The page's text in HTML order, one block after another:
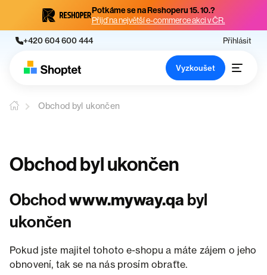
Potkáme se na Reshoperu 15. 10.?
Přijď na největší e-commerce akci v ČR.
+420 604 600 444 Přihlásit
Vyzkoušet
Obchod byl ukončen
Obchod byl ukončen
Obchodwww.myway.qa byl
ukončen
Pokud jste majitel tohoto e-shopu a máte zájem o jeho
obnovení, tak se na nás prosím obraťte.